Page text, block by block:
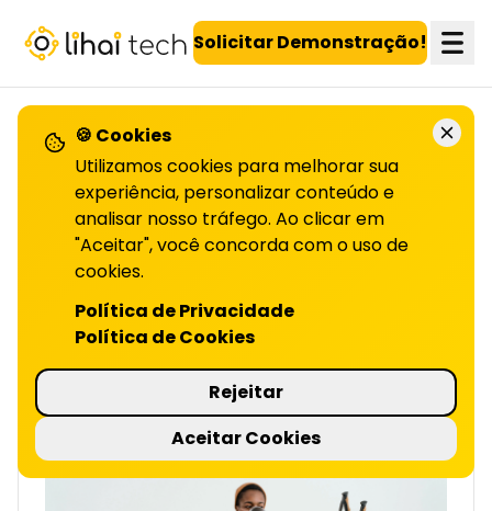
LiHai - Página inicial Solicitar Demonstração!
VOLTAR PARA O BLOG
Gamificação no turismo
| LIHAI
Transforme viagens em aventuras
inesquecíveis com a gamificação no turismo.
Saiba como aplicar essa tendência no seu
4 minutos de leitura
🍪 Cookies
Utilizamos cookies para melhorar sua
experiência, personalizar conteúdo e
analisar nosso tráfego. Ao clicar em
"Aceitar", você concorda com o uso de
cookies.
Política de Privacidade
Política de Cookies
Rejeitar
Aceitar Cookies